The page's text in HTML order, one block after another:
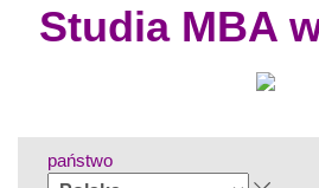
Studia MBA
państwo